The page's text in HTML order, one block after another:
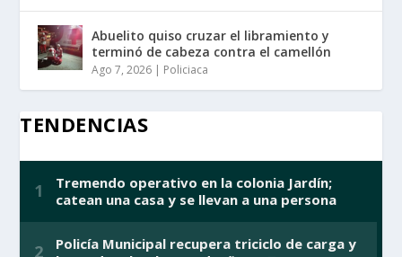
Abuelito quiso cruzar el libramiento y
terminó de cabeza contra el camellón
Ago 7, 2026 | Policiaca
TENDENCIAS